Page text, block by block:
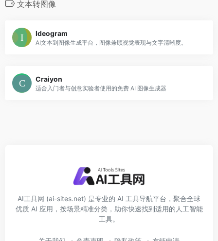
文本转图像
Ideogram
AI文本到图像生成平台，图像兼顾视觉表现与文字清晰度。
Craiyon
适合入门者与创意实验者使用的免费 AI 图像生成器
AI工具网 (ai-sites.net) 是专业的 AI 工具导航平台，聚合全球
优质 AI 应用，按场景精准分类，助你快速找到适用的人工智能
工具。